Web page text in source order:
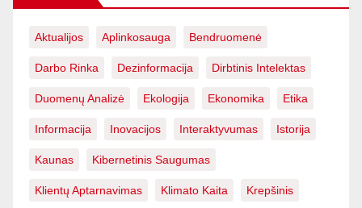
Aktualijos Aplinkosauga Bendruomenė
Darbo Rinka Dezinformacija Dirbtinis Intelektas
Duomenų Analizė Ekologija Ekonomika Etika
Informacija Inovacijos Interaktyvumas Istorija
Kaunas Kibernetinis Saugumas
Klientų Aptarnavimas Klimato Kaita Krepšinis